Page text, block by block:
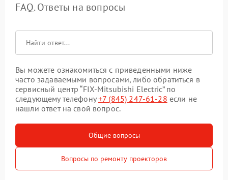
FAQ. Ответы на вопросы
Вы можете ознакомиться с приведенными ниже
часто задаваемыми вопросами, либо обратиться в
сервисный центр “FIX-Mitsubishi Electric” по
следующему телефону+7 (845) 247-61-28 если не
нашли ответ на свой вопрос.
Общие вопросы
Вопросы по ремонту проекторов